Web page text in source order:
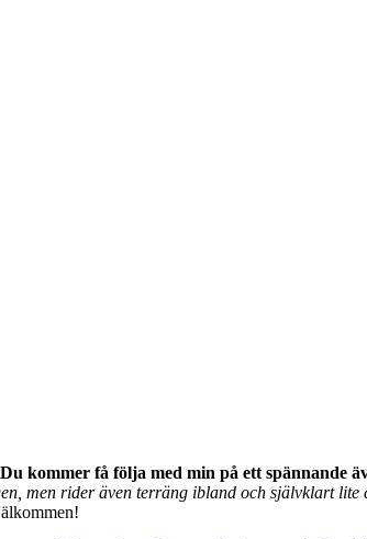
kommer få följa med min på ett spännande
men rider även terräng ibland och självklart lite